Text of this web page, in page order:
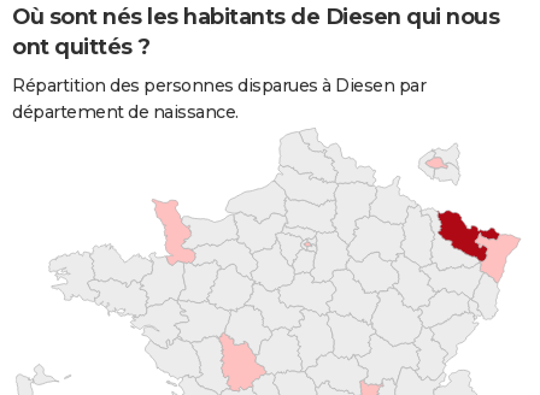
Où sont nés les habitants de Diesen qui nous
ont quittés ?
Répartition des personnes disparues à Diesen par
département de naissance.